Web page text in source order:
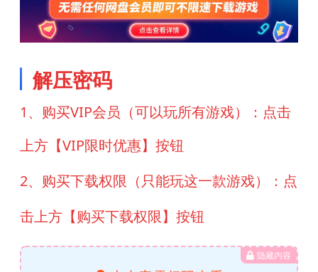
解压密码
1、购买VIP会员（可以玩所有游戏）：点击
上方【VIP限时优惠】按钮
2、购买下载权限（只能玩这一款游戏）：点
击上方【购买下载权限】按钮
隐藏内容